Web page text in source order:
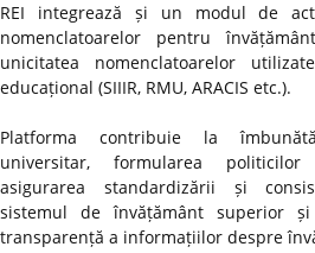
REI integrează și un modul de
nomenclatoarelor pentru
unicitatea nomenclatoarelor
educațional (SIIIR, RMU, ARACIS etc.).
Platforma contribuie la
universitar, formularea politicilor
asigurarea standardizării și
sistemul de învățământ superior
transparență a informațiilor despre